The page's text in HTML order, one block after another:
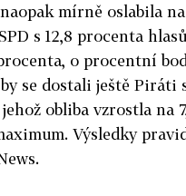
mírně oslabila
s 12,8 procenta
o procentní
se dostali ještě Piráti
obliba vzrostla na
Výsledky